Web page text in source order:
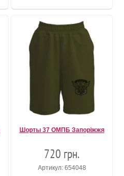
Шорты 37 ОМПБ Запоріжжя
720 грн.
Артикул: 654048